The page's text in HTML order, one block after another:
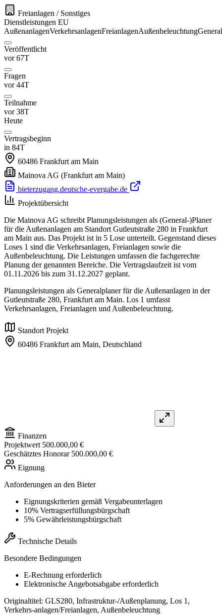
Freianlagen / Sonstiges
Dienstleistungen EU
AußenanlagenVerkehrsanlagenFreianlagenAußenbeleuchtung
Veröffentlicht
vor 67T
Fragen
vor 44T
Teilnahme
vor 38T
Heute
Vertragsbeginn
in 84T
60486 Frankfurt am Main
Mainova AG (Frankfurt am Main)
bieterzugang.deutsche-evergabe.de
Projektübersicht
Die Mainova AG schreibt Planungsleistungen als (General-)Planer
für die Außenanlagen am Standort Gutleutstraße 280 in Frankfurt
am Main aus. Das Projekt ist in 5 Lose unterteilt. Gegenstand dieses
Loses 1 sind die Verkehrsanlagen, Freianlagen sowie die
Außenbeleuchtung. Die Leistungen umfassen die fachgerechte
Planung der genannten Bereiche. Die Vertragslaufzeit ist vom
01.11.2026 bis zum 31.12.2027 geplant.
Planungsleistungen als Generalplaner für die Außenanlagen in der
Gutleutstraße 280, Frankfurt am Main. Los 1 umfasst
Verkehrsanlagen, Freianlagen und Außenbeleuchtung.
Standort Projekt
60486 Frankfurt am Main, Deutschland
Finanzen
Projektwert 500.000,00 €
Geschätztes Honorar 500.000,00 €
Eignung
Anforderungen an den Bieter
Eignungskriterien gemäß Vergabeunterlagen
10% Vertragserfüllungsbürgschaft
5% Gewährleistungsbürgschaft
Technische Details
Besondere Bedingungen
E-Rechnung erforderlich
Elektronische Angebotsabgabe erforderlich
Originaltitel: GLS280, Infrastruktur-/Außenplanung, Los 1,
Verkehrs-anlagen/Freianlagen, Außenbeleuchtung